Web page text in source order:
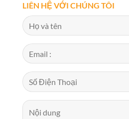
LIÊN HỆ VỚI CHÚNG TÔI